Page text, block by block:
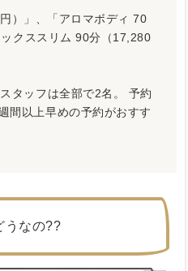
）」、「アロマボディ 70
クススリム 90分（17,280
タッフは全部で2名。 予約
間以上早めの予約がおすす
うなの??